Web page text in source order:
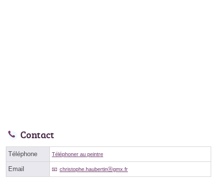
Contact
Téléphone Téléphoner au peintre
Email christophe.haubertinⓐgmx.fr